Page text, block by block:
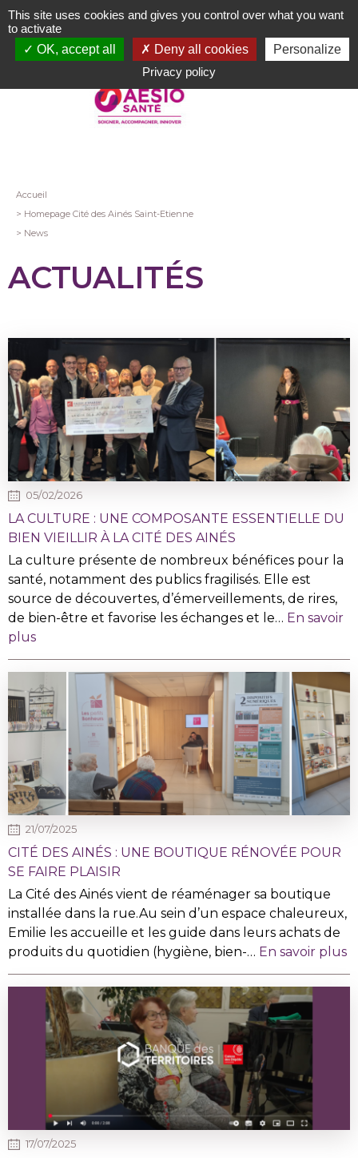
Aller
au
contenu
Fil
d'Ariane
Accueil
Homepage Cité des Ainés Saint-Etienne
News
ACTUALITÉS
05/02/2026
LA CULTURE : UNE COMPOSANTE ESSENTIELLE DU
BIEN VIEILLIR À LA CITÉ DES AINÉS
La culture présente de nombreux bénéfices pour la
santé, notamment des publics fragilisés. Elle est
source de découvertes, d’émerveillements, de rires,
de bien-être et favorise les échanges et le… En savoir
plus
21/07/2025
CITÉ DES AINÉS : UNE BOUTIQUE RÉNOVÉE POUR
SE FAIRE PLAISIR
La Cité des Ainés vient de réaménager sa boutique
installée dans la rue.Au sein d’un espace chaleureux,
Emilie les accueille et les guide dans leurs achats de
produits du quotidien (hygiène, bien-… En savoir plus
17/07/2025
This site uses cookies and gives you control over what you want
to activate
OK, accept all
Deny all cookies
Personalize
Privacy policy